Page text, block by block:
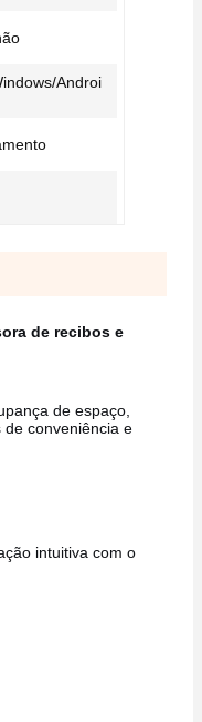
Androi
de recibos e
de espaço,
conveniência e
intuitiva com o